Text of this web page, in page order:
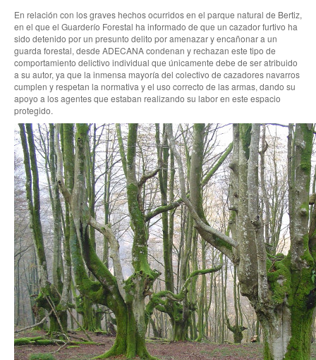
En relación con los graves hechos ocurridos en el parque natural de Bertiz,
en el que el Guarderío Forestal ha informado de que un cazador furtivo ha
sido detenido por un presunto delito por amenazar y encañonar a un
guarda forestal, desde ADECANA condenan y rechazan este tipo de
comportamiento delictivo individual que únicamente debe de ser atribuido
a su autor, ya que la inmensa mayoría del colectivo de cazadores navarros
cumplen y respetan la normativa y el uso correcto de las armas, dando su
apoyo a los agentes que estaban realizando su labor en este espacio
protegido.